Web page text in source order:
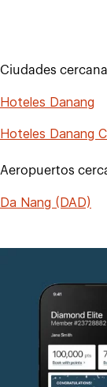
Ciudades
Hoteles Danang
Hoteles Danang
Aeropuertos
Da Nang (DAD)